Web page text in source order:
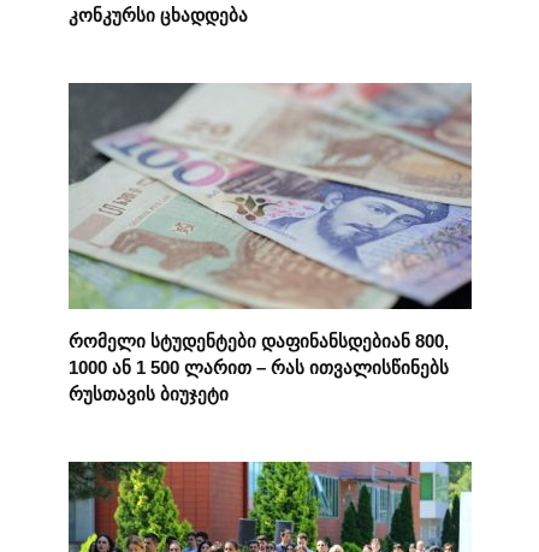
კონკურსი ცხადდება
რომელი სტუდენტები დაფინანსდებიან 800,
1000 ან 1 500 ლარით – რას ითვალისწინებს
რუსთავის ბიუჯეტი